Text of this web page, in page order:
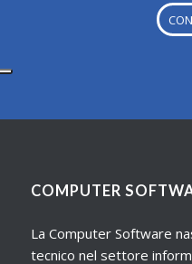
COMPUTER
La Computer Software
tecnico nel settore